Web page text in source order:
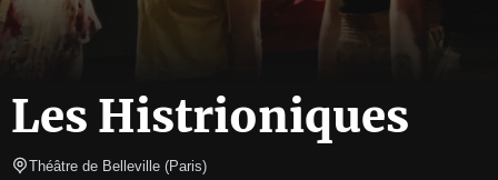
Les Histrioniques
Théâtre de Belleville (Paris)